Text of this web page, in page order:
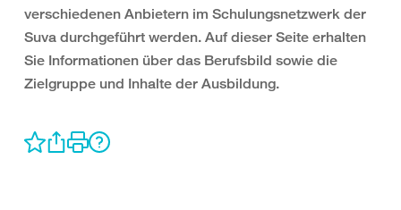
verschiedenen Anbietern im Schulungsnetzwerk der
Suva durchgeführt werden. Auf dieser Seite erhalten
Sie Informationen über das Berufsbild sowie die
Zielgruppe und Inhalte der Ausbildung.